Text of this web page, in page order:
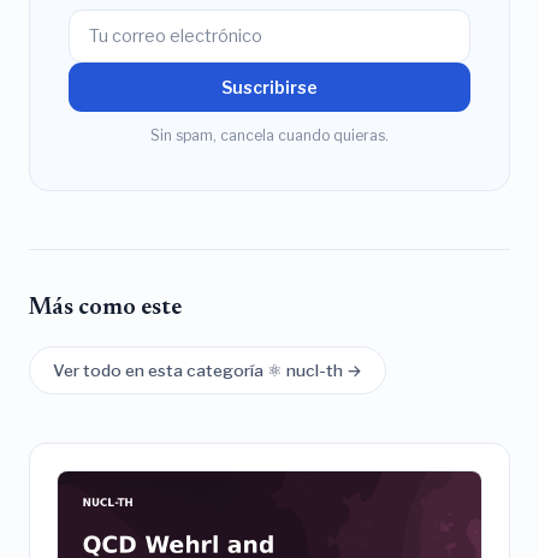
Suscribirse
Sin spam, cancela cuando quieras.
Más como este
Ver todo en esta categoría ⚛️ nucl-th →